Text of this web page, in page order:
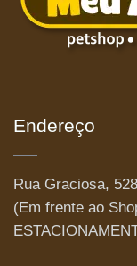
Endereço
Rua Graciosa,
(Em frente ao